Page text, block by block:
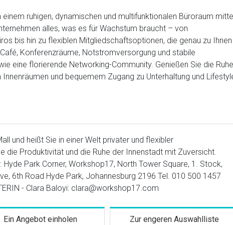
ruhigen, dynamischen und multifunktionalen Büroraum
alles, was es für Wachstum braucht – von
bis hin zu flexiblen Mitgliedschaftsoptionen, die genau zu Ihnen
Konferenzräume, Notstromversorgung und stabile
eine florierende Networking-Community. Genießen Sie die Ruhe
und bequemem Zugang zu Unterhaltung und
und heißt Sie in einer Welt privater und flexibler
die Produktivität und die Ruhe der Innenstadt mit Zuversicht.
Park Corner, Workshop17, North Tower Square, 1. Stock,
6th Road Hyde Park, Johannesburg 2196 Tel. 010 500 1457
- Clara Baloyi: clara@workshop17.com
Ein Angebot einholen Zur engeren Auswahlliste